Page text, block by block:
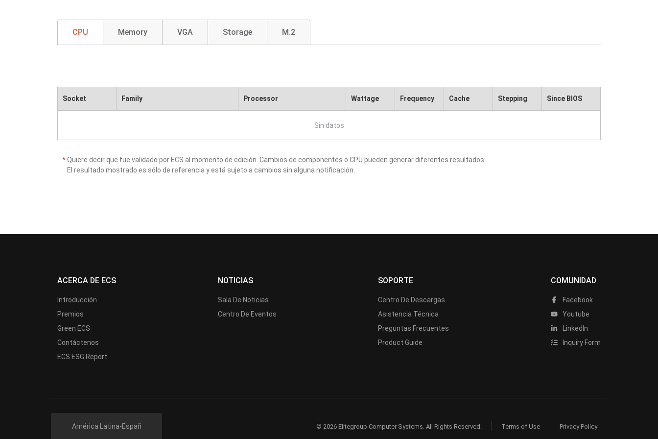
CPU Memory VGA Storage M.2
Socket Family Processor Wattage Frequency Cache Stepping Since BIOS
Sin datos
*Quiere decir que fue validado por ECS al momento de edición. Cambios de componentes o CPU pueden generar diferentes resultados.
El resultado mostrado es sólo de referencia y está sujeto a cambios sin alguna notificación.
ACERCA DE ECS
Introducción
Premios
Green ECS
Contáctenos
ECS ESG Report
NOTICIAS
Sala De Noticias
Centro De Eventos
SOPORTE
Centro De Descargas
Asistencia Técnica
Preguntas Frecuentes
Product Guide
COMUNIDAD
Facebook
Youtube
LinkedIn
Inquiry Form
América Latina-Españ © 2026 Elitegroup Computer Systems. All Rights Reserved. Terms of Use Privacy Policy